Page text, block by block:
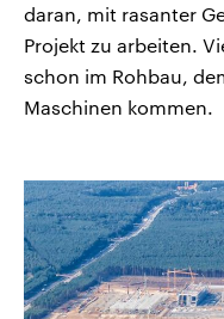
daran, mit rasanter
Projekt zu arbeiten.
schon im Rohbau,
Maschinen kommen.